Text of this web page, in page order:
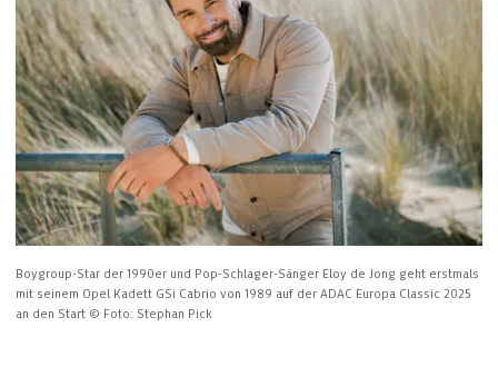
Boygroup-Star der 1990er und Pop-Schlager-Sänger Eloy de Jong geht erstmals
mit seinem Opel Kadett GSi Cabrio von 1989 auf der ADAC Europa Classic 2025
an den Start © Foto: Stephan Pick